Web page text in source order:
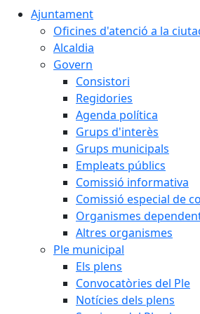
Ajuntament
Oficines d'atenció a la
Alcaldia
Govern
Consistori
Regidories
Agenda política
Grups d'interès
Grups municipals
Empleats públics
Comissió informativa
Comissió especial de
Organismes
Altres organismes
Ple municipal
Els plens
Convocatòries del Ple
Notícies dels plens